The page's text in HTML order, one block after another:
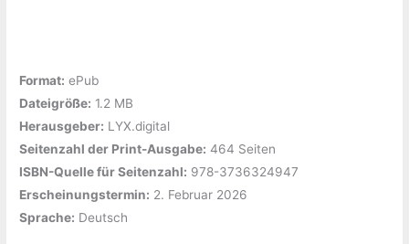
Format: ePub
Dateigröße: ‎1.2 MB
Herausgeber: ‎LYX.digital
Seitenzahl der Print-Ausgabe: ‎464 Seiten
ISBN-Quelle für Seitenzahl: ‎978-3736324947
Erscheinungstermin: ‎2. Februar 2026
Sprache: ‎Deutsch